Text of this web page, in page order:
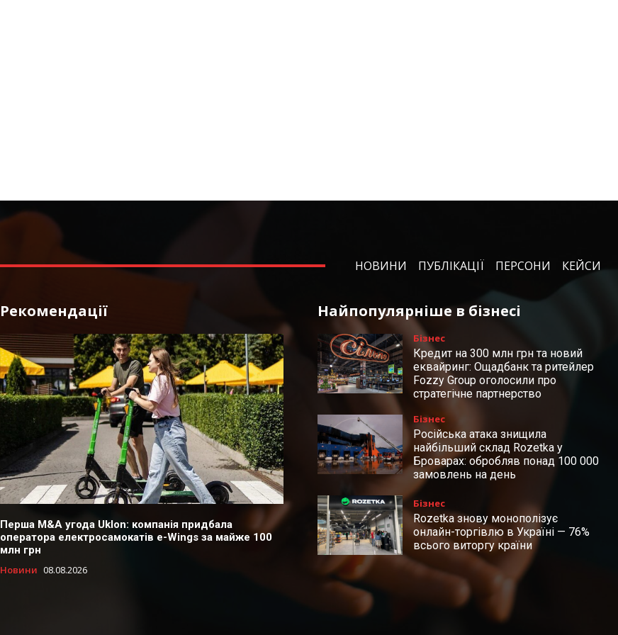
НОВИНИ ПУБЛІКАЦІЇ ПЕРСОНИ КЕЙСИ
Рекомендації
Перша M&A угода Uklon: компанія придбала
оператора електросамокатів e-Wings за майже 100
млн грн
Новини 08.08.2026
Найпопулярніше в бізнесі
Бізнес
Кредит на 300 млн грн та новий
еквайринг: Ощадбанк та ритейлер
Fozzy Group оголосили про
стратегічне партнерство
Бізнес
Російська атака знищила
найбільший склад Rozetka у
Броварах: обробляв понад 100 000
замовлень на день
Бізнес
Rozetka знову монополізує
онлайн-торгівлю в Україні — 76%
всього виторгу країни